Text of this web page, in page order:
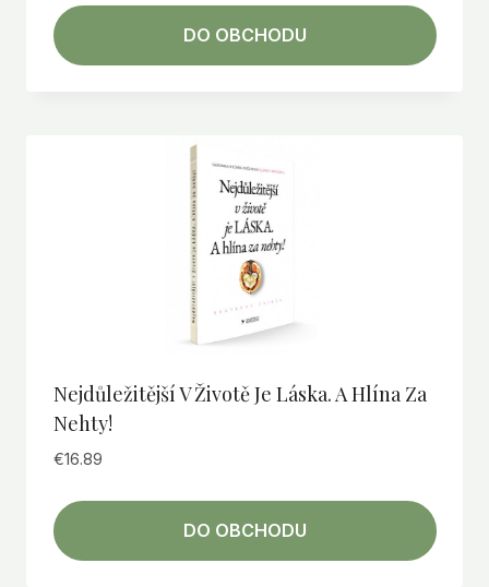
DO OBCHODU
Nejdůležitější V Životě Je Láska. A Hlína Za
Nehty!
€16.89
DO OBCHODU